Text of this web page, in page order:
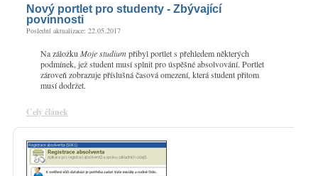
Nový portlet pro studenty - Zbývající
povinnosti
Poslední aktualizace: 22.05.2017
Na záložku Moje studiumpřibyl portlet s přehledem některých
podmínek, jež student musí splnit pro úspěšné absolvování. Portlet
zároveň zobrazuje příslušná časová omezení, která student přitom
musí dodržet.
Celý článek